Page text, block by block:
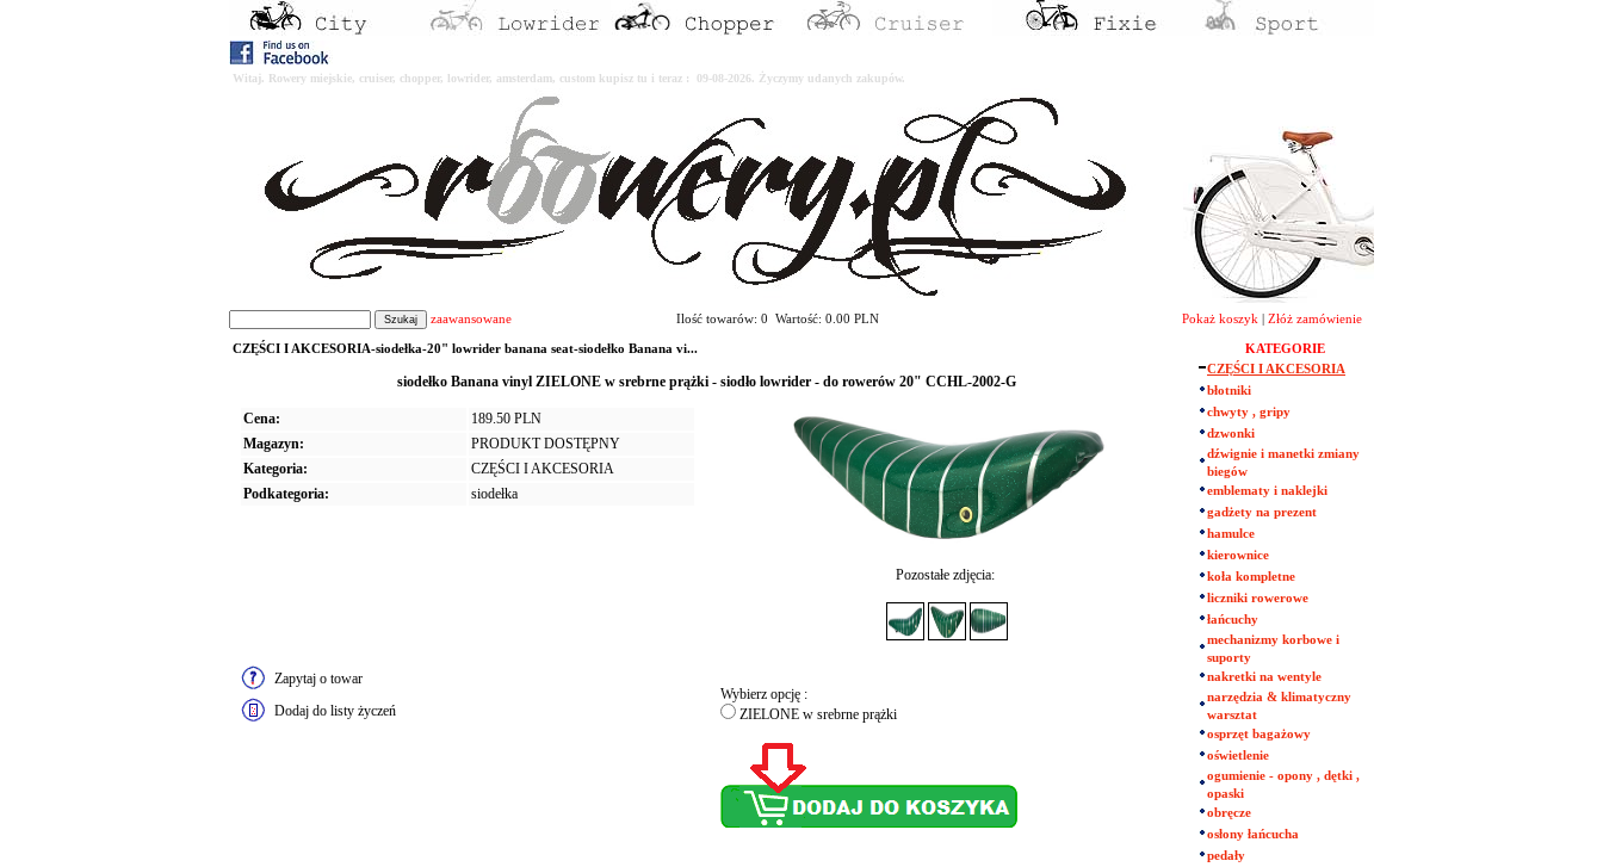
Witaj. Rowery miejskie, cruiser, chopper, lowrider, amsterdam, custom kupisz tu i teraz : 09-08-2026. Życzymy udanych zakupów.
zaawansowane Ilość towarów: 0 Wartość: 0.00 PLN Pokaż koszyk Złóż zamówienie
CZĘŚCI I AKCESORIA-siodełka-20" lowrider banana seat-siodełko Banana vi...
siodełko Banana vinyl ZIELONE w srebrne prążki - siodło lowrider - do rowerów 20" CCHL-2002-G
Cena:
189.50 PLN
Magazyn:
PRODUKT DOSTĘPNY
Kategoria:
CZĘŚCI I AKCESORIA
Podkategoria:
siodełka
Pozostałe zdjęcia:
Zapytaj o towar
Dodaj do listy życzeń
Wybierz opcję :
ZIELONE w srebrne prążki
KATEGORIE
CZĘŚCI I AKCESORIA
błotniki
chwyty , gripy
dzwonki
dźwignie i manetki zmiany
biegów
emblematy i naklejki
gadżety na prezent
hamulce
kierownice
koła kompletne
liczniki rowerowe
łańcuchy
mechanizmy korbowe i
suporty
nakretki na wentyle
narzędzia & klimatyczny
warsztat
osprzęt bagażowy
oświetlenie
ogumienie - opony , dętki ,
opaski
obręcze
osłony łańcucha
pedały